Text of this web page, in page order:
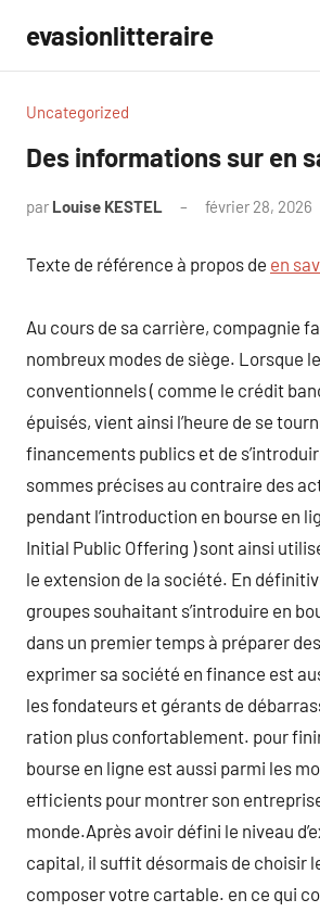
contenu
evasionlitteraire
Uncategorized
Des informations sur en
par Louise KESTEL février 28, 2026
Texte de référence à propos de en
Au cours de sa carrière, compagnie
nombreux modes de siège. Lorsque
conventionnels ( comme le crédit
épuisés, vient ainsi l’heure de se
financements publics et de
sommes précises au contraire des
pendant l’introduction en bourse en
Initial Public Offering ) sont ainsi
le extension de la société. En
groupes souhaitant s’introduire en
dans un premier temps à préparer
exprimer sa société en finance est
les fondateurs et gérants de
ration plus confortablement. pour
bourse en ligne est aussi parmi les
efficients pour montrer son
monde.Après avoir défini le niveau
capital, il suffit désormais de choisir
composer votre cartable. en ce qui